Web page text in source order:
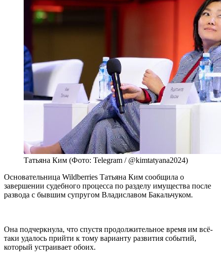
Татьяна Ким (Фото: Telegram / @kimtatyana2024)
Основательница Wildberries Татьяна Ким сообщила о
завершении судебного процесса по разделу имущества после
развода с бывшим супругом Владиславом Бакальчуком.
Она подчеркнула, что спустя продолжительное время им всё-
таки удалось прийти к тому варианту развития событий,
который устраивает обоих.